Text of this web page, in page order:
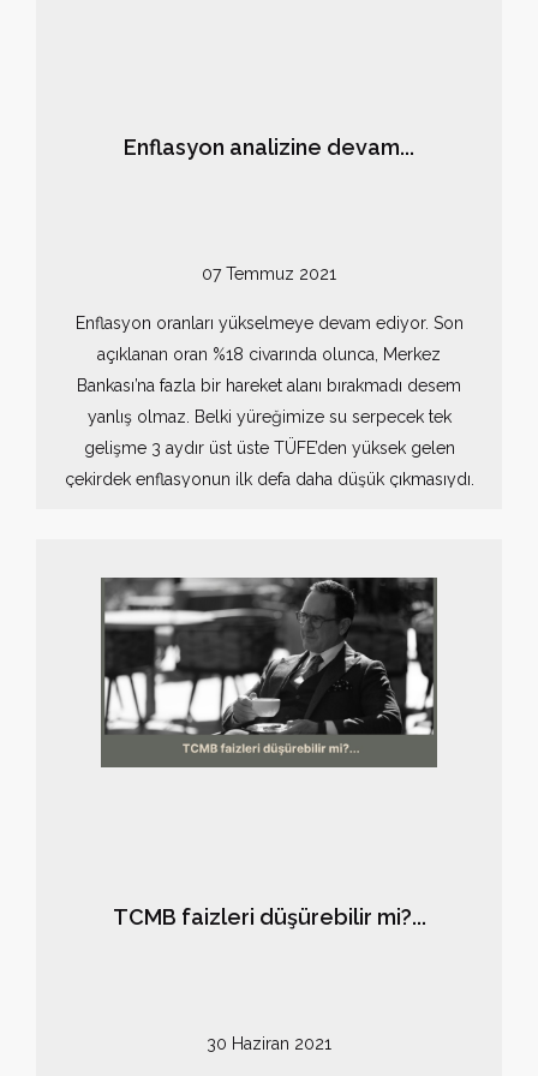
Enflasyon analizine devam...
07 Temmuz 2021
Enflasyon oranları yükselmeye devam ediyor. Son
açıklanan oran %18 civarında olunca, Merkez
Bankası’na fazla bir hareket alanı bırakmadı desem
yanlış olmaz. Belki yüreğimize su serpecek tek
gelişme 3 aydır üst üste TÜFE’den yüksek gelen
çekirdek enflasyonun ilk defa daha düşük çıkmasıydı.
TCMB faizleri düşürebilir mi?...
30 Haziran 2021